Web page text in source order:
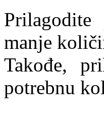
manje
Takođe,
potrebnu